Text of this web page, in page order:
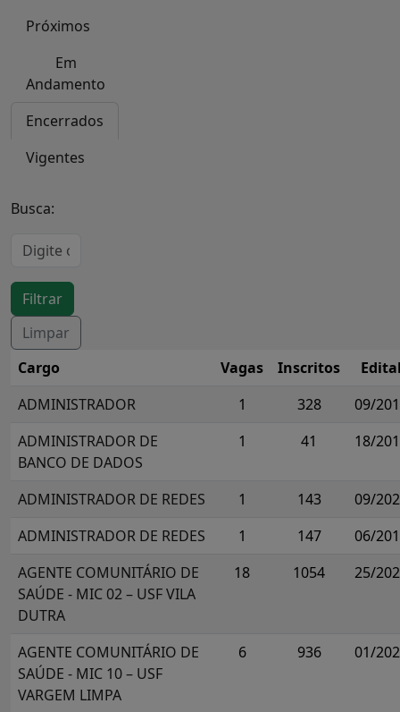
Próximos
Em
Andamento
Encerrados
Vigentes
Busca:
Cargo Vagas Inscritos
ADMINISTRADOR
1 328
09/
ADMINISTRADOR DE
BANCO DE DADOS
1 41 18/
ADMINISTRADOR DE REDES 1 143
09/
ADMINISTRADOR DE REDES
1 147
06/
AGENTE COMUNITÁRIO DE
SAÚDE - MIC 02 – USF VILA
DUTRA
18 1054 25/
AGENTE COMUNITÁRIO DE
SAÚDE - MIC 10 – USF
VARGEM LIMPA
6 936 01/